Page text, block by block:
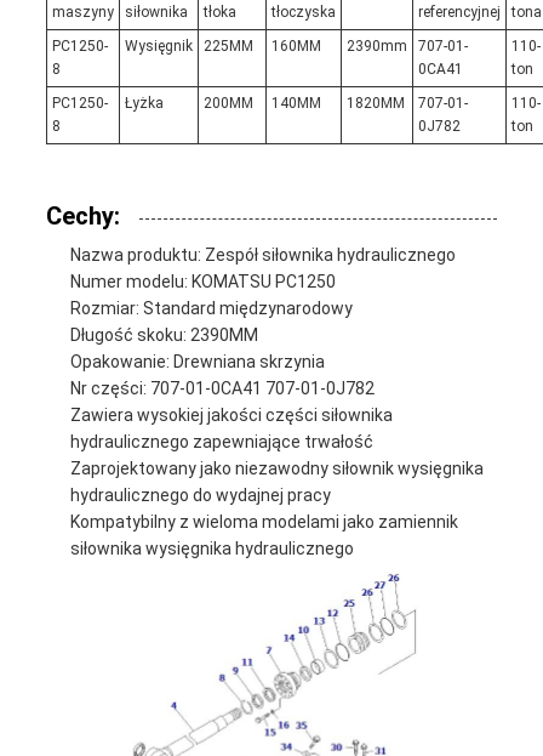
maszyny
siłownika
tłoka
tłoczyska
referencyjnej
PC1250-
8
Wysięgnik 225MM 160MM 2390mm
707-01-
0CA41
110-
ton
PC1250-
8
Łyżka 200MM 140MM 1820MM
707-01-
0J782
110-
ton
Cechy:
Nazwa produktu: Zespół siłownika hydraulicznego
Numer modelu: KOMATSU PC1250
Rozmiar: Standard międzynarodowy
Długość skoku: 2390MM
Opakowanie: Drewniana skrzynia
Nr części: 707-01-0CA41 707-01-0J782
Zawiera wysokiej jakości części siłownika
hydraulicznego zapewniające trwałość
Zaprojektowany jako niezawodny siłownik wysięgnika
hydraulicznego do wydajnej pracy
Kompatybilny z wieloma modelami jako zamiennik
siłownika wysięgnika hydraulicznego